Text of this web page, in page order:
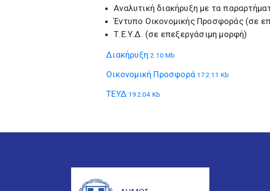
Αναλυτική διακήρυξη με τα
Έντυπο Οικονομικής Προσφοράς (σε
Τ.Ε.Υ.Δ. (σε επεξεργάσιμη μορφή)
Διακήρυξη 2.10 Mb
Οικονομική Προσφορά 172.11 Kb
ΤΕΥΔ 192.04 Kb